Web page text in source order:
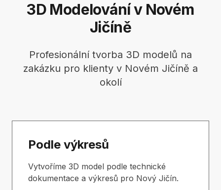
3D Modelování v Novém
Jičíně
Profesionální tvorba 3D modelů na
zakázku pro klienty v Novém Jičíně a
okolí
Podle výkresů
Vytvoříme 3D model podle technické
dokumentace a výkresů pro Nový Jičín.